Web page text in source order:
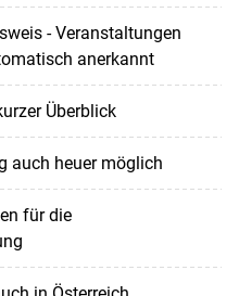
- Veranstaltungen
anerkannt
Überblick
auch heuer möglich
für die